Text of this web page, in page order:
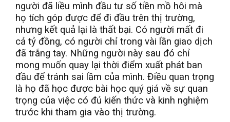
người đã liều mình đầu tư số tiền mồ hôi mà
họ tích góp được để đi đầu trên thị trường,
nhưng kết quả lại là thất bại. Có người mất đi
cả tỷ đồng, có người chỉ trong vài lần giao dịch
đã trắng tay. Những người này sau đó chỉ
mong muốn quay lại thời điểm xuất phát ban
đầu để tránh sai lầm của mình. Điều quan trọng
là họ đã học được bài học quý giá về sự quan
trọng của việc có đủ kiến thức và kinh nghiệm
trước khi tham gia vào thị trường.